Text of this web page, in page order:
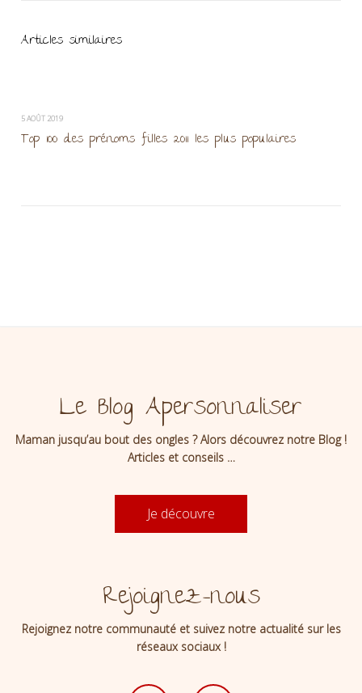
Articles similaires
5 AOÛT 2019
Top 100 des prénoms filles 2011 les plus populaires
Le Blog Apersonnaliser
Maman jusqu’au bout des ongles ? Alors découvrez notre Blog !
Articles et conseils …
Je découvre
Rejoignez-nous
Rejoignez notre communauté et suivez notre actualité sur les
réseaux sociaux !